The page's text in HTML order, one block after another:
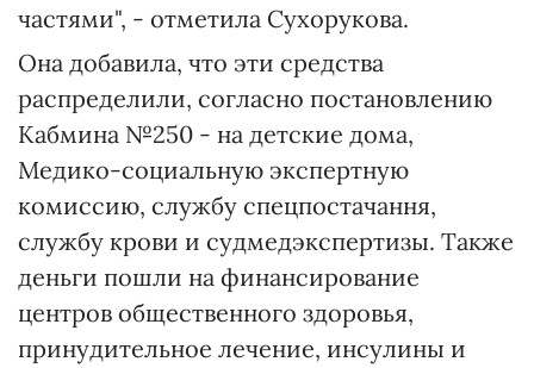
частями", - отметила Сухорукова.
Она добавила, что эти средства
распределили, согласно постановлению
Кабмина №250 - на детские дома,
Медико-социальную экспертную
комиссию, службу спецпостачання,
службу крови и судмедэкспертизы. Также
деньги пошли на финансирование
центров общественного здоровья,
принудительное лечение, инсулины и